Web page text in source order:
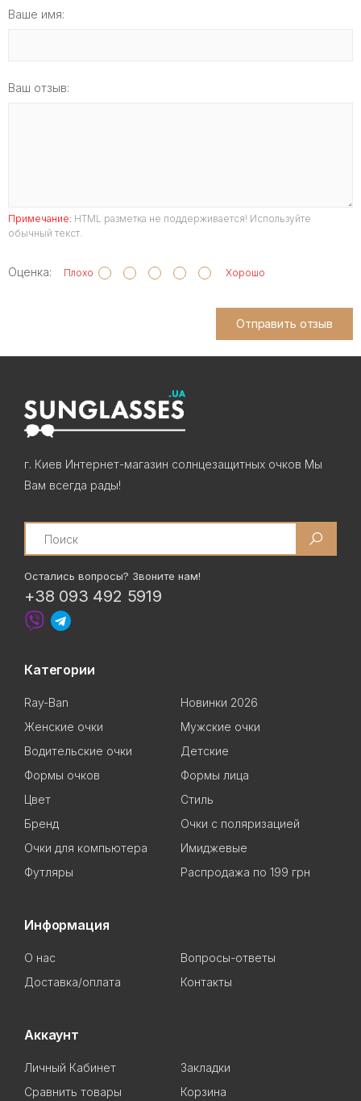
Ваше имя:
Ваш отзыв:
Примечание: HTML разметка не поддерживается! Используйте
обычный текст.
Оценка: Плохо Хорошо
Отправить отзыв
г. Киев Интернет-магазин солнцезащитных очков Мы
Вам всегда рады!
Search
Остались вопросы? Звоните нам!
+38 093 492 5919
Категории
Ray-Ban
Новинки 2026
Женские очки
Мужские очки
Водительские очки
Детские
Формы очков
Формы лица
Цвет
Стиль
Бренд
Очки с поляризацией
Очки для компьютера
Имиджевые
Футляры
Распродажа по 199 грн
Информация
О нас
Вопросы-ответы
Доставка/оплата
Контакты
Аккаунт
Личный Кабинет
Закладки
Сравнить товары
Корзина